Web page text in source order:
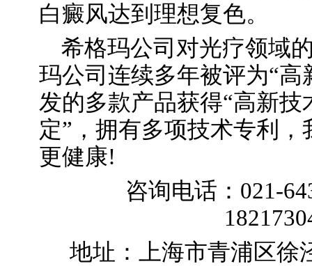
白癜风达到理想复色。
希格玛公司对光疗领域
玛公司连续多年被评为“高
发的多款产品获得“高新
定”，拥有多项技术专利
更健康!
咨询电话：021-
地址：上海市青浦区徐